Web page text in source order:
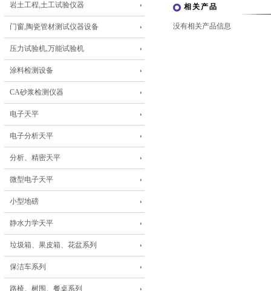
岩土工程,土工试验仪器
门窗,陶瓷管材测试仪器设备
压力试验机,万能试验机
涂料检测设备
CA砂浆检测仪器
电子天平
电子分析天平
分析、精密天平
微型电子天平
小型地磅
静水力学天平
垃圾箱、果皮箱、花盆系列
保洁车系列
路椅、树围、餐桌系列
相关产品
没有相关产品信息